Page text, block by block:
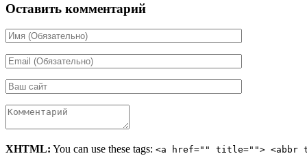
Оставить комментарий
XHTML: You can use these tags: <a href="" title=""> <abbr